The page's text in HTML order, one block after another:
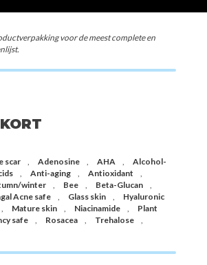
voor de meest complete en
scar , Adenosine , AHA ,
Alcohol-
, Anti-aging , Antioxidant
,
winter , Bee , Beta-Glucan
,
Acne safe , Glass skin ,
Hyaluronic
, Mature skin , Niacinamide ,
Plant
safe , Rosacea , Trehalose
,